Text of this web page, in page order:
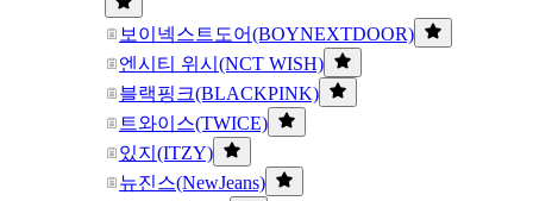
보이넥스트도어(BOYNEXTDOOR)
엔시티 위시(NCT WISH)
블랙핑크(BLACKPINK)
트와이스(TWICE)
있지(ITZY)
뉴진스(NewJeans)